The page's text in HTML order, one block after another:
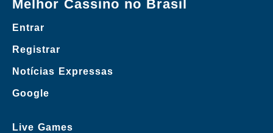
Melhor Cassino no Brasil
Entrar
Registrar
Notícias Expressas
Google
Live Games